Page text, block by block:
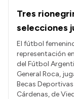
Convocatorias
Intranet
Login
Tres
selecciones
El fútbol
representación
del Fútbol
General Roca,
Becas
Cárdenas, de